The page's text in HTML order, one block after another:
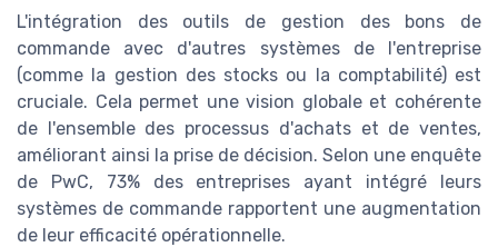
L'intégration des outils de gestion des bons de
commande avec d'autres systèmes de l'entreprise
(comme la gestion des stocks ou la comptabilité) est
cruciale. Cela permet une vision globale et cohérente
de l'ensemble des processus d'achats et de ventes,
améliorant ainsi la prise de décision. Selon une enquête
de PwC, 73% des entreprises ayant intégré leurs
systèmes de commande rapportent une augmentation
de leur efficacité opérationnelle.